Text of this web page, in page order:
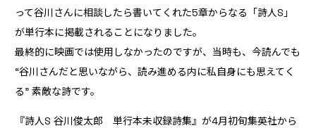
って谷川さんに相談したら書いてくれた5章からなる「詩人S」
が単行本に掲載されることになりました。
最終的に映画では使用しなかったのですが、当時も、今読んでも
“谷川さんだと思いながら、読み進める内に私自身にも思えてく
る” 素敵な詩です。
『詩人S 谷川俊太郎 単行本未収録詩集』が4月初旬集英社から